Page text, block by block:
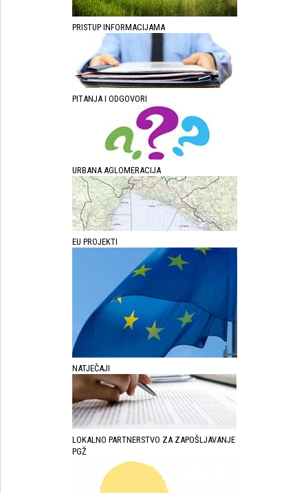
PRISTUP INFORMACIJAMA
PITANJA I ODGOVORI
URBANA AGLOMERACIJA
EU PROJEKTI
NATJEČAJI
LOKALNO PARTNERSTVO ZA ZAPOŠLJAVANJE
PGŽ